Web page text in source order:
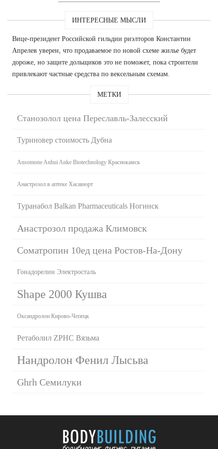
ИНТЕРЕСНЫЕ МЫСЛИ
Вице-президент Российской гильдии риэлторов Константин
Апрелев уверен, что продаваемое по новой схеме жилье будет
дороже, но защите дольщиков это не поможет, пока строители
привлекают частные средства по вексельным схемам.
МЕТКИ
Станозолол цена Переславль-Залесский
Туриновер стоимость Дубна
Ansomone Anhui Anke Biotechnology Краснокамск
Анастрозол в аптеке Хасавюрт
Туранабол Balkan Pharmaceuticals Ногинск
Анастрозол продажа Климовск
Cоматропин 10ед цена Ростов-На-Дону
Гонадорелин Электросталь
Shape 2000 Кушва
Оксандролон Кирово-Чепецк
Ретаболил ZPHC Вязьма
Нандролон Фенил Лысьва
Ghrh Семилуки